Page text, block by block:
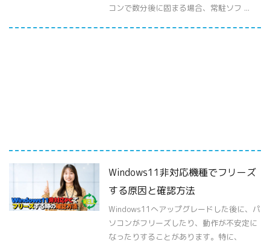
コンで数分後に固まる場合、常駐ソフ ...
Windows11非対応機種でフリーズ
する原因と確認方法
Windows11へアップグレードした後に、パ
ソコンがフリーズしたり、動作が不安定に
なったりすることがあります。特に、